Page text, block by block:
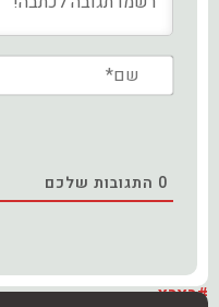
0 התגובות שלכם
#בארץ